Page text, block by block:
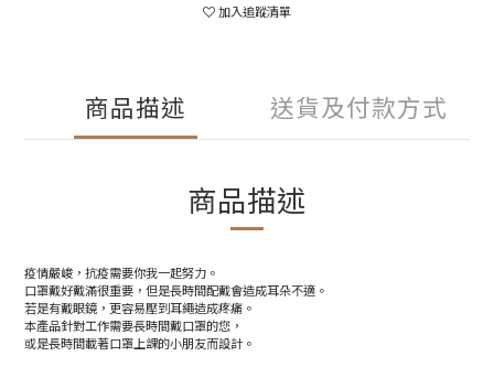
加入追蹤清單
商品描述 送貨及付款方式
商品描述
疫情嚴峻，抗疫需要你我一起努力。
口罩戴好戴滿很重要，但是長時間配戴會造成耳朵不適。
若是有戴眼鏡，更容易壓到耳繩造成疼痛。
本產品針對工作需要長時間戴口罩的您，
或是長時間載著口罩上課的小朋友而設計。